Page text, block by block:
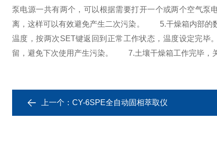
泵电源一共有两个，可以根据需要打开一个或两个空气泵
离，这样可以有效避免产生二次污染。
5.干燥箱内部的数
温度，按两次SET键返回到正常工作状态，温度设定完毕
留，避免下次使用产生污染。
7.土壤干燥箱工作完毕，
上一个： CY-6SPE全自动固相萃取仪